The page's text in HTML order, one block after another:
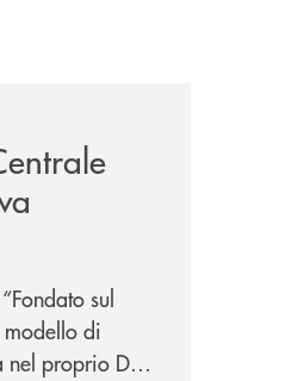
si dice
la cosa
sul
modello di
proprio DNA